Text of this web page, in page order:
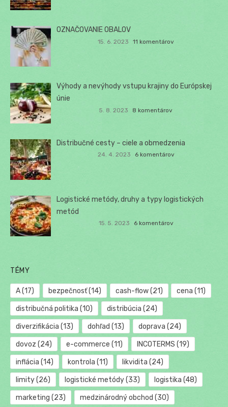
OZNAČOVANIE OBALOV
15. 6. 2023 11 komentárov
Výhody a nevýhody vstupu krajiny do Európskej
únie
5. 8. 2023 8 komentárov
Distribučné cesty – ciele a obmedzenia
24. 4. 2023 6 komentárov
Logistické metódy, druhy a typy logistických
metód
15. 5. 2023 6 komentárov
TÉMY
A(17) bezpečnosť(14) cash-flow(21) cena (11)
distribučná politika (10) distribúcia (24)
diverzifikácia (13) dohľad (13) doprava (24)
dovoz (24) e-commerce (11) INCOTERMS (19)
inflácia (14) kontrola (11) likvidita (24)
limity(26) logistické metódy(33) logistika (48)
marketing (23) medzinárodný obchod (30)